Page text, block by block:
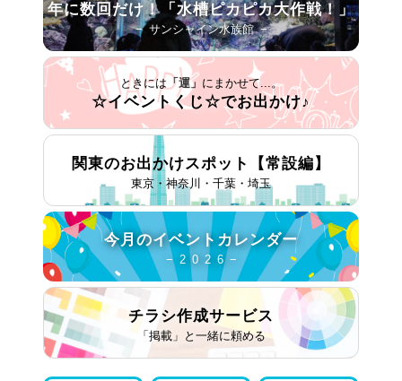
年に数回だけ！ 「水槽ピカピカ大作戦！」
− サンシャイン水族館 −
ときには 「運」 にまかせて...。
☆イベントくじ☆でお出かけ♪
関東のお出かけスポット 【常設編】
東京・神奈川・千葉・埼玉
今月のイベントカレンダー
− 2 0 2 6 −
チラシ作成サービス
「掲載」と一緒に頼める